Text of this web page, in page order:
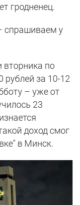
гродненец.
спрашиваем у
вторника по
рублей за 10-12
– уже от
23
доход смог
в Минск.